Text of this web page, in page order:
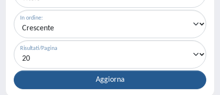
In ordine:
Risultati/Pagina